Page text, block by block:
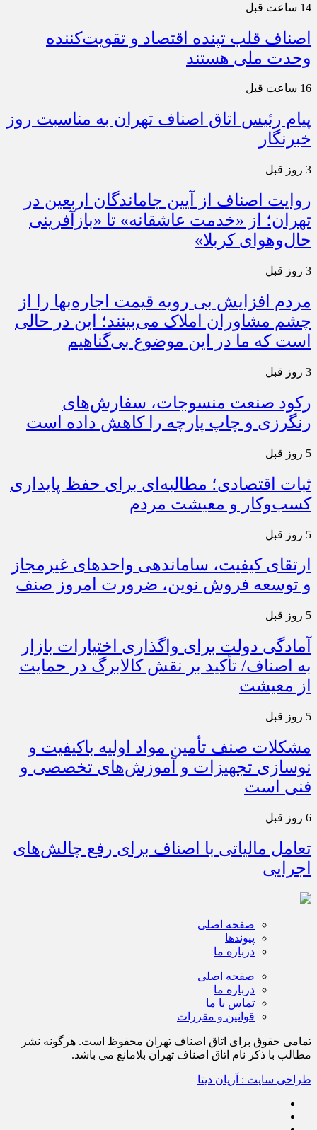
14 ساعت قبل
اصناف قلب تپنده اقتصاد و تقویت‌کننده
وحدت ملی هستند
16 ساعت قبل
پیام رئیس اتاق اصناف تهران به مناسبت روز
خبرنگار
3 روز قبل
روایت اصناف از آیین جاماندگان اربعین در
تهران؛ از «خدمت عاشقانه» تا «بازآفرینی
حال‌وهوای کربلا»
3 روز قبل
مردم افزایش بی رویه قیمت اجاره‌بها را از
چشم مشاوران املاک می‌بینند؛ این در حالی
است که ما در این موضوع بی‌گناهیم
3 روز قبل
رکود صنعت منسوجات، سفارش‌های
رنگرزی و چاپ پارچه را کاهش داده است
5 روز قبل
ثبات اقتصادی؛ مطالبه‌ای برای حفظ پایداری
کسب‌وکار و معیشت مردم
5 روز قبل
ارتقای کیفیت، ساماندهی واحدهای غیرمجاز
و توسعه فروش نوین، ضرورت امروز صنف
5 روز قبل
آمادگی دولت برای واگذاری اختیارات بازار
به اصناف/ تأکید بر نقش کالابرگ در حمایت
از معیشت
5 روز قبل
مشکلات صنف تأمین مواد اولیه باکیفیت و
نوسازی تجهیزات و آموزش‌های تخصصی و
فنی است
6 روز قبل
تعامل مالیاتی با اصناف برای رفع چالش‌های
اجرایی
صفحه اصلی
پیوندها
درباره ما
صفحه اصلی
درباره ما
تماس با ما
قوانین و مقررات
تمامی حقوق برای اتاق اصناف تهران محفوظ است. هرگونه نشر
مطالب با ذكر نام اتاق اصناف تهران بلامانع مي باشد.
طراحی سایت : آریان دیتا